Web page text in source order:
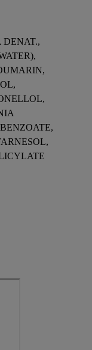
DENAT.,